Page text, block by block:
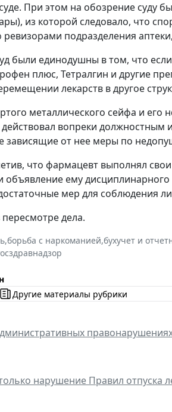
При этом на обозрение суду
из которой следовало, что
подразделения
были единодушны в том, что
плюс, Тетралгин и другие
лекарств в другое
металлического сейфа и
вопреки должностным
зависящие от нее меры по
что фармацевт выполнял
ему
мер для соблюдения
дела.
,борьба с наркоманией,бухучет и
Другие материалы рубрики
нарушение Правил отпуска